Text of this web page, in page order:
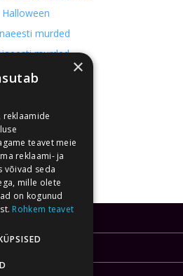
Halloween
murded
murded
kultuuriruumis
×
reklaamide
teavet meie
reklaami- ja
võivad seda
mille olete
on kogunud
Rohkem teavet